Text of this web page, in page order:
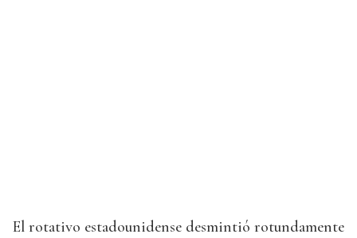
El rotativo estadounidense desmintió rotundamente